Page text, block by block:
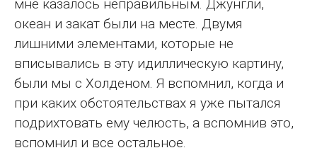
мне казалось неправильным. Джунгли,
океан и закат были на месте. Двумя
лишними элементами, которые не
вписывались в эту идиллическую картину,
были мы с Холденом. Я вспомнил, когда и
при каких обстоятельствах я уже пытался
подрихтовать ему челюсть, а вспомнив это,
вспомнил и все остальное.